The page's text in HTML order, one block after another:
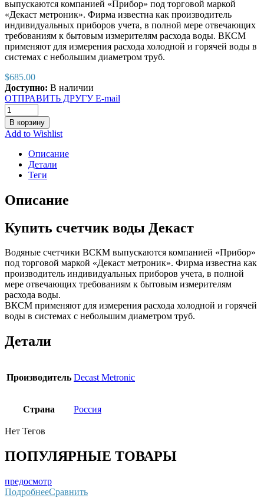
выпускаются компанией «Прибор» под торговой маркой
«Декаст метроник». Фирма известна как производитель
индивидуальных приборов учета, в полной мере отвечающих
требованиям к бытовым измерителям расхода воды. ВКСМ
применяют для измерения расхода холодной и горячей воды в
системах с небольшим диаметром труб.
$685.00
Доступно: В наличии
ОТПРАВИТЬ ДРУГУ E-mail
В корзину
Add to Wishlist
Описание
Детали
Теги
Описание
Купить счетчик воды Декаст
Водяные счетчики ВСКМ выпускаются компанией «Прибор»
под торговой маркой «Декаст метроник». Фирма известна как
производитель индивидуальных приборов учета, в полной
мере отвечающих требованиям к бытовым измерителям
расхода воды.
ВКСМ применяют для измерения расхода холодной и горячей
воды в системах с небольшим диаметром труб.
Детали
Производитель Decast Metronic
Страна Россия
Нет Тегов
ПОПУЛЯРНЫЕ ТОВАРЫ
предосмотр
ПодробнееСравнить